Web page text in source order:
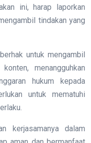
ini, harap laporkan
tindakan yang
untuk mengambil
menangguhkan
hukum kepada
untuk mematuhi
kerjasamanya dalam